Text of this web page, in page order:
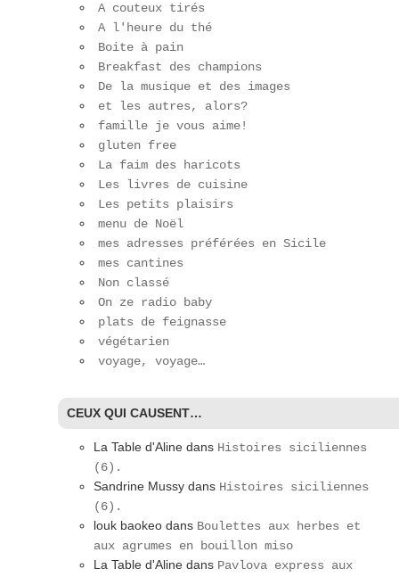
A couteux tirés
A l'heure du thé
Boite à pain
Breakfast des champions
De la musique et des images
et les autres, alors?
famille je vous aime!
gluten free
La faim des haricots
Les livres de cuisine
Les petits plaisirs
menu de Noël
mes adresses préférées en Sicile
mes cantines
Non classé
On ze radio baby
plats de feignasse
végétarien
voyage, voyage…
CEUX QUI CAUSENT…
La Table d'Aline dans Histoires siciliennes
(6).
Sandrine Mussy dans Histoires siciliennes
(6).
louk baokeo dans Boulettes aux herbes et
aux agrumes en bouillon miso
La Table d'Aline dans Pavlova express aux